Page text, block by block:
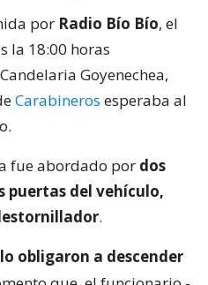
por Radio Bío Bío, el
la 18:00 horas
Goyenechea,
Carabineros esperaba al
fue abordado por dos
puertas del vehículo,
.
lo obligaron a descender